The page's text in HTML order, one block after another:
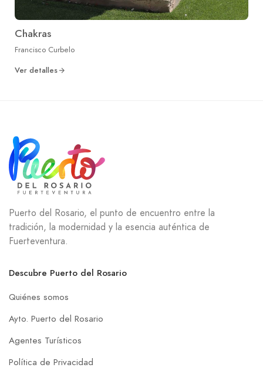
Chakras
Francisco Curbelo
Ver detalles
Puerto del Rosario, el punto de encuentro entre la
tradición, la modernidad y la esencia auténtica de
Fuerteventura.
Descubre Puerto del Rosario
Quiénes somos
Ayto. Puerto del Rosario
Agentes Turísticos
Política de Privacidad